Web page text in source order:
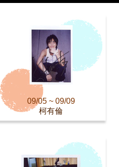
09/05 ~ 09/09
柯有倫